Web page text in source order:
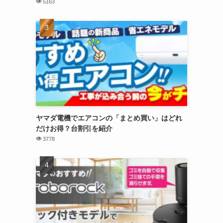
5163
ヤマダ電機でエアコンの「まとめ買い」はどれ
だけお得？台割引を紹介
3778